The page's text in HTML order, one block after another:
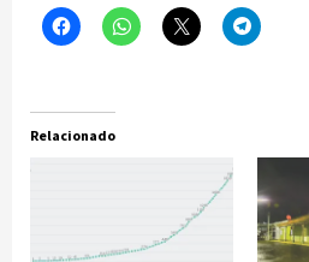
Relacionado